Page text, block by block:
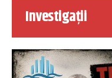
Investigații